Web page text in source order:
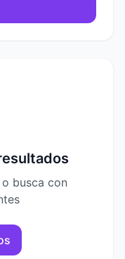
busca con